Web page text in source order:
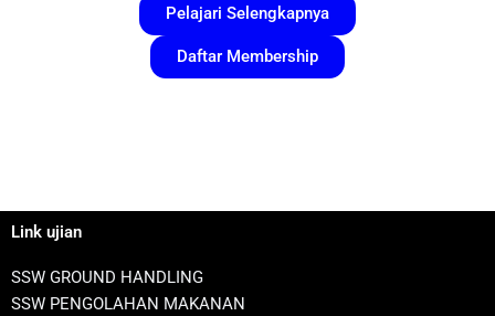
Pelajari Selengkapnya
Daftar Membership
Link ujian
SSW GROUND HANDLING
SSW PENGOLAHAN MAKANAN